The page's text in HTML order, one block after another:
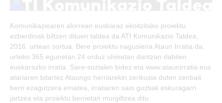
Komunikazioaren alorrean euskaraz ekoitzitako proiektu
ezberdinak biltzen dituen taldea da ATI Komunikazio Taldea,
2016. urtean sortua. Bere proiektu nagusiena Ataun Irratia da,
urteko 365 egunetan 24 orduz uhinetan dantzan dabilen
euskarazko irratia. Sare-sozialen bidez eta www.ataunirratia.eus
atariaren bitartez Ataungo herriarekin zerikusia duten zenbait
berri ezagutzera ematea, irratiaren saio guztiak eskuragarri
jartzea eta proiektu berrietan murgiltzea ditu